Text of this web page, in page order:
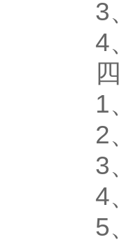
3
4
1
2
3
4
5